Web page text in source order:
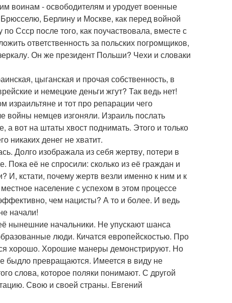
воинам - освободителям и уродует военные
Берлину и Москве, как перед войной
Ссср после того, как поучаствовала, вместе с
ответственность за польских погромщиков,
Он же президент Польши? Чехи и словаки
цыганская и прочая собственность, в
и немецкие деньги жгут? Так ведь нет!
и тот про репарации чего
войны немцев изгоняли. Израиль послать
вот на штаты хвост поднимать. Этого и только
никаких денег не хватит.
Долго изображала из себя жертву, потери в
её не спросили: сколько из её граждан и
И, кстати, почему жертв везли именно к ним и к
население с успехом в этом процессе
чем нацисты? А то и более. И ведь
начали!
нынешние начальники. Не упускают шанса
люди. Кичатся европейскостью. Про
хорошо. Хорошие манеры демонстрируют. Но
быдло превращаются. Имеется в виду не
слова, которое поляки понимают. С другой
Свою и своей страны. Евгений